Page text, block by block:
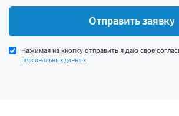
Отправить заявку
Нажимая на кнопку отправить я даю свое
персональных данных.